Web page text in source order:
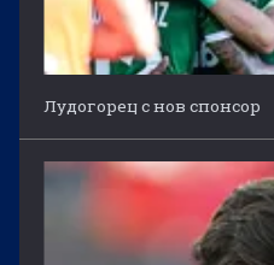
Лудогорец с нов спонсор